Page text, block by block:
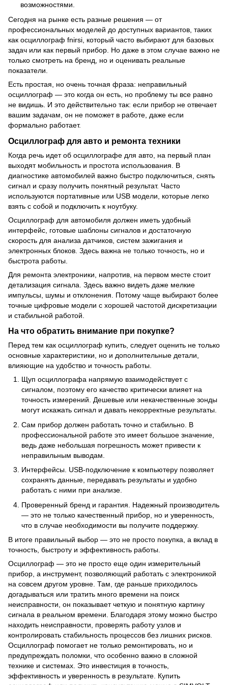
возможностями.
Сегодня на рынке есть разные решения — от
профессиональных моделей до доступных вариантов, таких
как осциллограф fnirsi, который часто выбирают для базовых
задач или как первый прибор. Но даже в этом случае важно не
только смотреть на бренд, но и оценивать реальные
показатели.
Есть простая, но очень точная фраза: неправильный
осциллограф — это когда он есть, но проблему ты все равно
не видишь. И это действительно так: если прибор не отвечает
вашим задачам, он не поможет в работе, даже если
формально работает.
Осциллограф для авто и ремонта техники
Когда речь идет об осциллографе для авто, на первый план
выходят мобильность и простота использования. В
диагностике автомобилей важно быстро подключиться, снять
сигнал и сразу получить понятный результат. Часто
используются портативные или USB модели, которые легко
взять с собой и подключить к ноутбуку.
Осциллограф для автомобиля должен иметь удобный
интерфейс, готовые шаблоны сигналов и достаточную
скорость для анализа датчиков, систем зажигания и
электронных блоков. Здесь важна не только точность, но и
быстрота работы.
Для ремонта электроники, напротив, на первом месте стоит
детализация сигнала. Здесь важно видеть даже мелкие
импульсы, шумы и отклонения. Потому чаще выбирают более
точные цифровые модели с хорошей частотой дискретизации
и стабильной работой.
На что обратить внимание при покупке?
Перед тем как осциллограф купить, следует оценить не только
основные характеристики, но и дополнительные детали,
влияющие на удобство и точность работы.
Щуп осциллографа напрямую взаимодействует с
сигналом, поэтому его качество критически влияет на
точность измерений. Дешевые или некачественные зонды
могут искажать сигнал и давать некорректные результаты.
Сам прибор должен работать точно и стабильно. В
профессиональной работе это имеет большое значение,
ведь даже небольшая погрешность может привести к
неправильным выводам.
Интерфейсы. USB-подключение к компьютеру позволяет
сохранять данные, передавать результаты и удобно
работать с ними при анализе.
Проверенный бренд и гарантия. Надежный производитель
— это не только качественный прибор, но и уверенность,
что в случае необходимости вы получите поддержку.
В итоге правильный выбор — это не просто покупка, а вклад в
точность, быстроту и эффективность работы.
Осциллограф — это не просто еще один измерительный
прибор, а инструмент, позволяющий работать с электроникой
на совсем другом уровне. Там, где раньше приходилось
догадываться или тратить много времени на поиск
неисправности, он показывает четкую и понятную картину
сигнала в реальном времени. Благодаря этому можно быстро
находить неисправности, проверять работу узлов и
контролировать стабильность процессов без лишних рисков.
Осциллограф помогает не только ремонтировать, но и
предупреждать поломки, что особенно важно в сложной
технике и системах. Это инвестиция в точность,
эффективность и уверенность в результате. Купить